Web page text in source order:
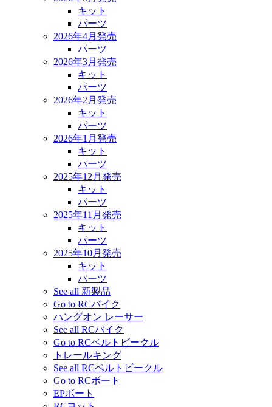
キット
パーツ
2026年4月発売
パーツ
2026年3月発売
キット
パーツ
2026年2月発売
キット
パーツ
2026年1月発売
キット
パーツ
2025年12月発売
キット
パーツ
2025年11月発売
キット
パーツ
2025年10月発売
キット
パーツ
See all 新製品
Go to RCバイク
ハングオン レーサー
See all RCバイク
Go to RCベルトビークル
トレールキング
See all RCベルトビークル
Go to RCボート
EPボート